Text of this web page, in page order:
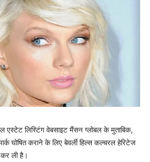
एस्टेट लिस्टिंग वेबसाइट मैंसन ग्लोबल के मुताबिक,
घोषित कराने के लिए बेवर्ली हिल्स कल्चरल हेरिटेज
ली है।